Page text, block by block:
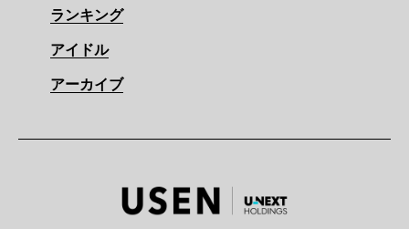
ランキング
アイドル
アーカイブ